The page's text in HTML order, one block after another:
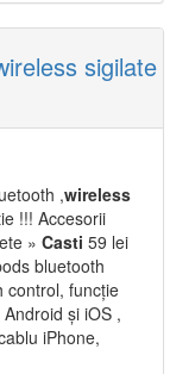
sigilate
,wireless
!!! Accesorii
» Casti 59 lei
bluetooth
control, funcție
și iOS ,
iPhone,